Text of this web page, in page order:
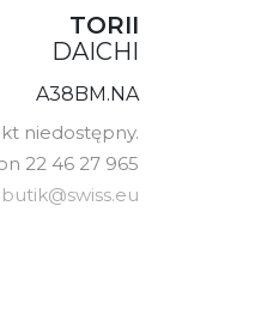
TORII
DAICHI
A38BM.NA
niedostępny.
22 46 27 965
butik@swiss.eu